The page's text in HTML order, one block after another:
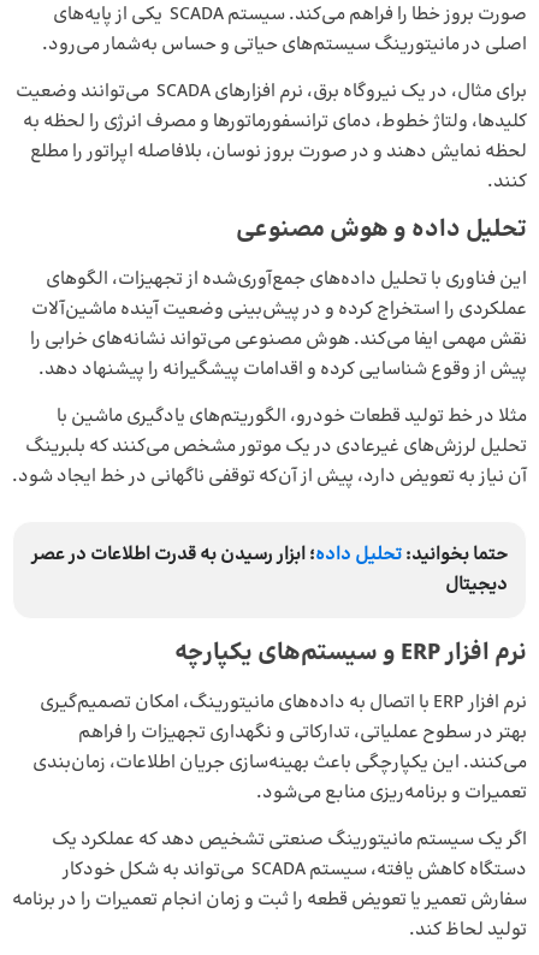
صورت بروز خطا را فراهم می‌کند.سیستم SCADA
یکی از پایه‌های
اصلی در مانیتورینگ سیستم‌های حیاتی و حساس به‌شمار می‌رود.
برای مثال، در یک نیروگاه برق، نرم افزارهای SCADA می‌توانند وضعیت
کلیدها، ولتاژ خطوط، دمای ترانسفورماتورها و مصرف انرژی را لحظه ‌به
‌لحظه نمایش دهند و در صورت بروز نوسان، بلافاصله اپراتور را مطلع
کنند.
تحلیل داده و هوش مصنوعی
این فناوری با تحلیل داده‌های جمع‌آوری‌شده از تجهیزات، الگوهای
عملکردی را استخراج کرده و در پیش‌بینی وضعیت آینده ماشین‌آلات
نقش مهمی ایفا می‌کند.هوش مصنوعیمی‌تواند نشانه‌های خرابی را
پیش از وقوع شناسایی کرده و اقدامات پیشگیرانه را پیشنهاد دهد.
مثلا در خط تولید قطعات خودرو، الگوریتم‌های یادگیری ماشین با
تحلیل لرزش‌های غیرعادی در یک موتور مشخص می‌کنند که بلبرینگ
آن نیاز به تعویض دارد، پیش از آن‌که توقفی ناگهانی در خط ایجاد شود.
حتما بخوانید:تحلیل داده؛ ابزار رسیدن به قدرت اطلاعات در عصر
دیجیتال
نرم‌ افزارERP و سیستم‌های یکپارچه
نرم ‌افزار ERP با اتصال به داده‌های مانیتورینگ، امکان تصمیم‌گیری
بهتر در سطوح عملیاتی، تدارکاتی و نگهداری تجهیزات را فراهم
می‌کنند. این یکپارچگی باعث بهینه‌سازی جریان اطلاعات، زمان‌بندی
تعمیرات و برنامه‌ریزی منابع می‌شود.
اگر یک سیستم مانیتورینگ صنعتی تشخیص دهد که عملکرد یک
دستگاه کاهش یافته، سیستم SCADA می‌تواند به شکل خودکار
سفارش تعمیر یا تعویض قطعه را ثبت و زمان انجام تعمیرات را در برنامه
تولید لحاظ کند.